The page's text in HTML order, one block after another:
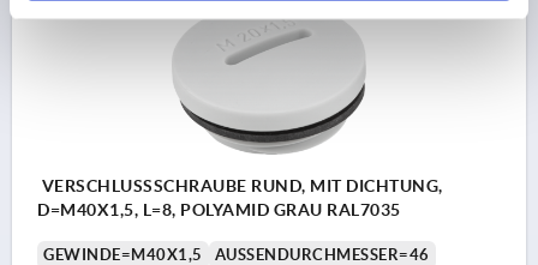
VERSCHLUSSSCHRAUBE RUND, MIT DICHTUNG,
D=M40X1,5, L=8, POLYAMID GRAU RAL7035
GEWINDE=M40X1,5
AUSSENDURCHMESSER=46